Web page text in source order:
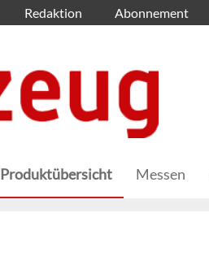
Redaktion Abonnement
Produktübersicht Messen